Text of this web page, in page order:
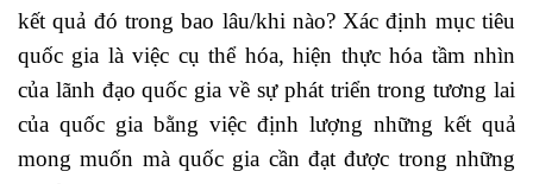
kết quả đó trong bao lâu/khi nào? Xác định mục tiêu
quốc gia là việc cụ thể hóa, hiện thực hóa tầm nhìn
của lãnh đạo quốc gia về sự phát triển trong tương lai
của quốc gia bằng việc định lượng những kết quả
mong muốn mà quốc gia cần đạt được trong những